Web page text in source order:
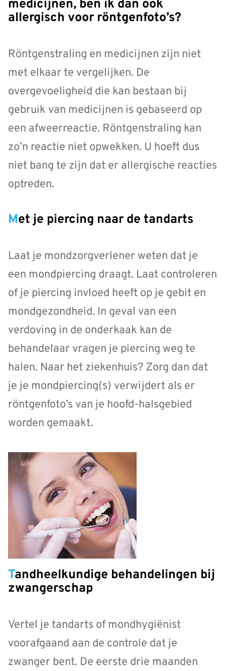
medicijnen, ben ik dan ook
allergisch voor röntgenfoto’s?
Röntgenstraling en medicijnen zijn niet
met elkaar te vergelijken. De
overgevoeligheid die kan bestaan bij
gebruik van medicijnen is gebaseerd op
een afweerreactie. Röntgenstraling kan
zo’n reactie niet opwekken. U hoeft dus
niet bang te zijn dat er allergische reacties
optreden.
Met je piercing naar de tandarts
Laat je mondzorgverlener weten dat je
een mondpiercing draagt. Laat controleren
of je piercing invloed heeft op je gebit en
mondgezondheid. In geval van een
verdoving in de onderkaak kan de
behandelaar vragen je piercing weg te
halen. Naar het ziekenhuis? Zorg dan dat
je je mondpiercing(s) verwijdert als er
röntgenfoto’s van je hoofd-halsgebied
worden gemaakt.
Tandheelkundige behandelingen bij
zwangerschap
Vertel je tandarts of mondhygiënist
voorafgaand aan de controle dat je
zwanger bent. De eerste drie maanden